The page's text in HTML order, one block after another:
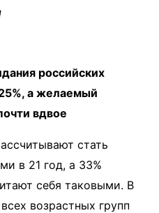
российских
а желаемый
вдвое
стать
в 21 год, а 33%
себя таковыми. В
возрастных групп